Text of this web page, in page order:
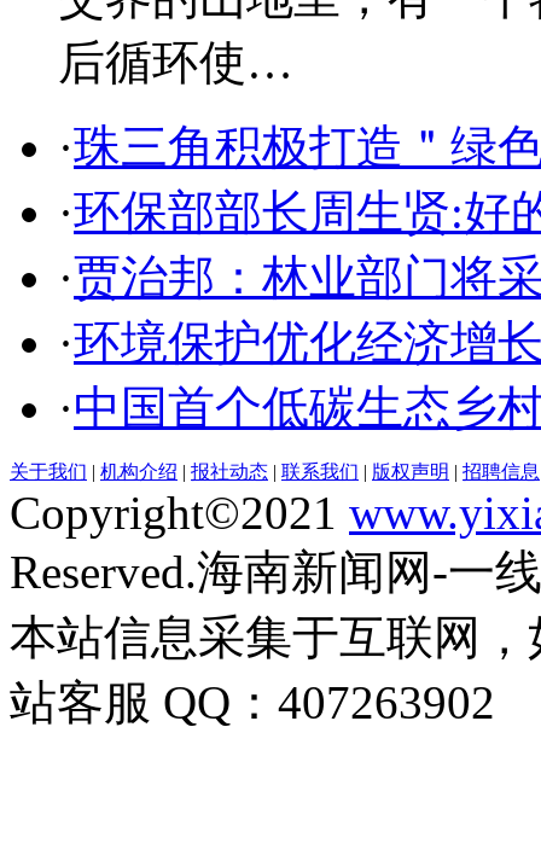
后循环使…
·珠三角积极打造＂绿
·环保部部长周生贤:好
·贾治邦：林业部门将
·环境保护优化经济增
·中国首个低碳生态乡
关于我们 | 机构介绍 | 报社动态 | 联系我们 | 版权声明 | 招聘信息
Copyright©2021
Reserved.海南新闻网-一
本站信息采集于互联网
站客服 QQ：407263902